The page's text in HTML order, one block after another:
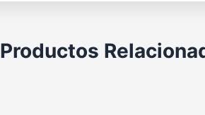
Productos